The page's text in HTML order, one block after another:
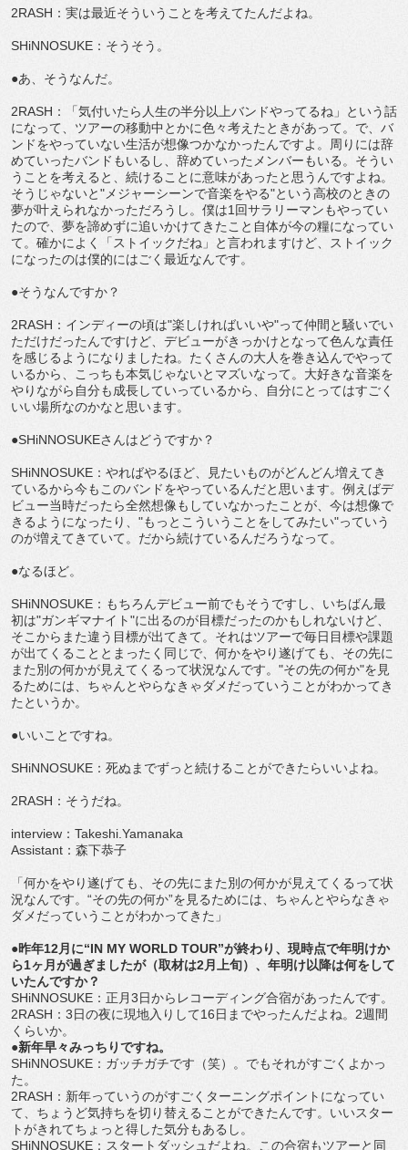
2RASH：実は最近そういうことを考えてたんだよね。
SHiNNOSUKE：そうそう。
●あ、そうなんだ。
2RASH：「気付いたら人生の半分以上バンドやってるね」という話
になって、ツアーの移動中とかに色々考えたときがあって。で、バ
ンドをやっていない生活が想像つかなかったんですよ。周りには辞
めていったバンドもいるし、辞めていったメンバーもいる。そうい
うことを考えると、続けることに意味があったと思うんですよね。
そうじゃないと"メジャーシーンで音楽をやる"という高校のときの
夢が叶えられなかっただろうし。僕は1回サラリーマンもやってい
たので、夢を諦めずに追いかけてきたこと自体が今の糧になってい
て。確かによく「ストイックだね」と言われますけど、ストイック
になったのは僕的にはごく最近なんです。
●そうなんですか？
2RASH：インディーの頃は"楽しければいいや"って仲間と騒いでい
ただけだったんですけど、デビューがきっかけとなって色んな責任
を感じるようになりましたね。たくさんの大人を巻き込んでやって
いるから、こっちも本気じゃないとマズいなって。大好きな音楽を
やりながら自分も成長していっているから、自分にとってはすごく
いい場所なのかなと思います。
●SHiNNOSUKEさんはどうですか？
SHiNNOSUKE：やればやるほど、見たいものがどんどん増えてき
ているから今もこのバンドをやっているんだと思います。例えばデ
ビュー当時だったら全然想像もしていなかったことが、今は想像で
きるようになったり、"もっとこういうことをしてみたい"っていう
のが増えてきていて。だから続けているんだろうなって。
●なるほど。
SHiNNOSUKE：もちろんデビュー前でもそうですし、いちばん最
初は"ガンギマナイト"に出るのが目標だったのかもしれないけど、
そこからまた違う目標が出てきて。それはツアーで毎日目標や課題
が出てくることとまったく同じで、何かをやり遂げても、その先に
また別の何かが見えてくるって状況なんです。"その先の何か"を見
るためには、ちゃんとやらなきゃダメだっていうことがわかってき
たというか。
●いいことですね。
SHiNNOSUKE：死ぬまでずっと続けることができたらいいよね。
2RASH：そうだね。
interview：Takeshi.Yamanaka
Assistant：森下恭子
「何かをやり遂げても、その先にまた別の何かが見えてくるって状
況なんです。“その先の何か”を見るためには、ちゃんとやらなきゃ
ダメだっていうことがわかってきた」
●昨年12月に“IN MY WORLD TOUR”が終わり、現時点で年明けか
ら1ヶ月が過ぎましたが（取材は2月上旬）、年明け以降は何をして
いたんですか？
SHiNNOSUKE：正月3日からレコーディング合宿があったんです。
2RASH：3日の夜に現地入りして16日までやったんだよね。2週間
くらいか。
●新年早々みっちりですね。
SHiNNOSUKE：ガッチガチです（笑）。でもそれがすごくよかっ
た。
2RASH：新年っていうのがすごくターニングポイントになってい
て、ちょうど気持ちを切り替えることができたんです。いいスター
トがきれてちょっと得した気分もあるし。
SHiNNOSUKE：スタートダッシュだよね。この合宿もツアーと同